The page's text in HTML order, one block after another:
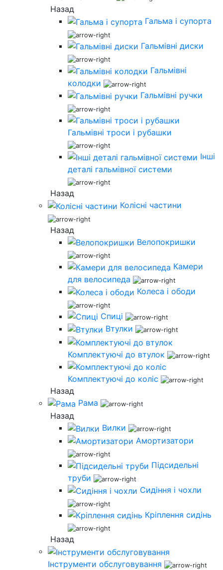
Назад
Гальма і супорта
Гальмівні диски
Гальмівні
колодки
Гальмівні ручки
Гальмівні троси і рубашки
Інші
деталі гальмівної системи
Назад
Колісні частини
Назад
Велопокришки
Камери
для велосипеда
Колеса і ободи
Спиці
Втулки
Комплектуючі до втулок
Комплектуючі до коліс
Назад
Рама
Назад
Вилки
Амортизатори
Підсидельні
труби
Сидіння і чохли
Кріплення сидінь
Назад
Інструменти обслуговування